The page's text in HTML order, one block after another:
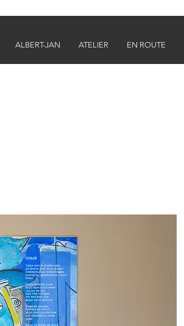
ALBERT-JAN ATELIER EN ROUTE